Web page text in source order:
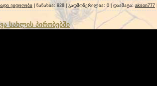
ვიდეოები | ნანახია: 928 | გადმოწერილია: 0 | დაამატა: akson777
სახლის პირობებში